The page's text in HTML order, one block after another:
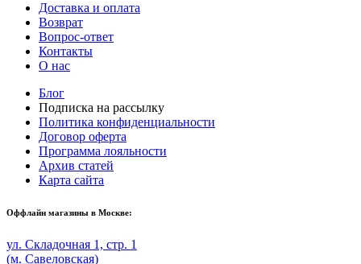
Доставка и оплата
Возврат
Вопрос-ответ
Контакты
О нас
Блог
Подписка на рассылку
Политика конфиденциальности
Договор оферта
Программа лояльности
Архив статей
Карта сайта
Оффлайн магазины в Москве:
ул. Складочная 1, стр. 1
(м. Савеловская)